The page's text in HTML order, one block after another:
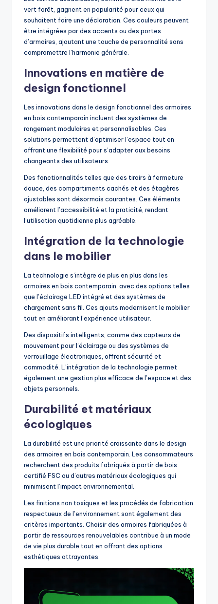
vert forêt, gagnent en popularité pour ceux qui
souhaitent faire une déclaration. Ces couleurs peuvent
être intégrées par des accents ou des portes
d’armoires, ajoutant une touche de personnalité sans
compromettre l’harmonie générale.
Innovations en matière de
design fonctionnel
Les innovations dans le design fonctionnel des armoires
en bois contemporain incluent des systèmes de
rangement modulaires et personnalisables. Ces
solutions permettent d’optimiser l’espace tout en
offrant une flexibilité pour s’adapter aux besoins
changeants des utilisateurs.
Des fonctionnalités telles que des tiroirs à fermeture
douce, des compartiments cachés et des étagères
ajustables sont désormais courantes. Ces éléments
améliorent l’accessibilité et la praticité, rendant
l’utilisation quotidienne plus agréable.
Intégration de la technologie
dans le mobilier
La technologie s’intègre de plus en plus dans les
armoires en bois contemporain, avec des options telles
que l’éclairage LED intégré et des systèmes de
chargement sans fil. Ces ajouts modernisent le mobilier
tout en améliorant l’expérience utilisateur.
Des dispositifs intelligents, comme des capteurs de
mouvement pour l’éclairage ou des systèmes de
verrouillage électroniques, offrent sécurité et
commodité. L’intégration de la technologie permet
également une gestion plus efficace de l’espace et des
objets personnels.
Durabilité et matériaux
écologiques
La durabilité est une priorité croissante dans le design
des armoires en bois contemporain. Les consommateurs
recherchent des produits fabriqués à partir de bois
certifié FSC ou d’autres matériaux écologiques qui
minimisent l’impact environnemental.
Les finitions non toxiques et les procédés de fabrication
respectueux de l’environnement sont également des
critères importants. Choisir des armoires fabriquées à
partir de ressources renouvelables contribue à un mode
de vie plus durable tout en offrant des options
esthétiques attrayantes.